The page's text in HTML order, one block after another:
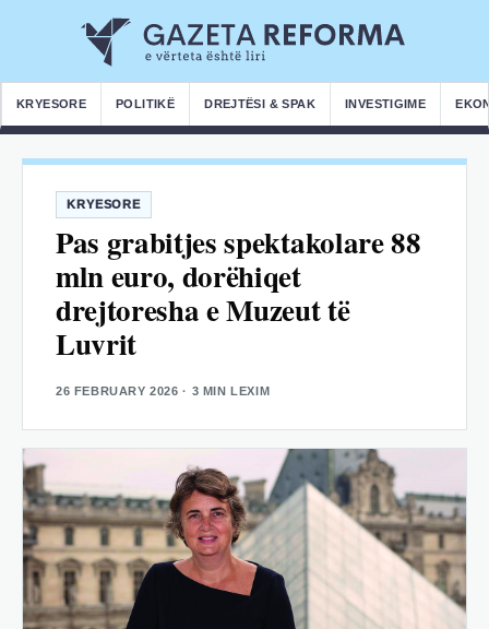
KRYESORE POLITIKË DREJTËSI & SPAK INVESTIGIME
KRYESORE
Pas grabitjes spektakolare 88
mln euro, dorëhiqet
drejtoresha e Muzeut të
Luvrit
26 FEBRUARY 2026 · 3 MIN LEXIM